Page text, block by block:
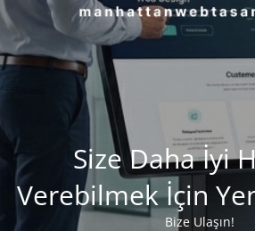
Size Daha İyi
Verebilmek İçin
Bize Ulaşın!